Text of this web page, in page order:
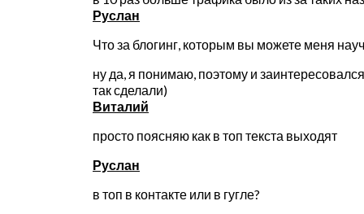
Руслан
Что за блогинг, которым вы можете меня
ну да, я понимаю, поэтому и
так сделали)
Виталий
просто поясняю как в топ текста выходят
Руслан
в топ в контакте или в гугле?